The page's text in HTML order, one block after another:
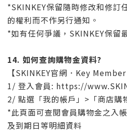
*SKINKEY保留隨時修改和修訂
的權利而不作另行通知。
*如有任何爭議，SKINKEY保留
14. 如何查詢購物金資料?
【SKINKEY官網．Key
1/ 登入會員: https://
2/ 點選「我的帳戶」>「商店購
*此頁面可查閱會員購物金之入
及到期日等明細資料